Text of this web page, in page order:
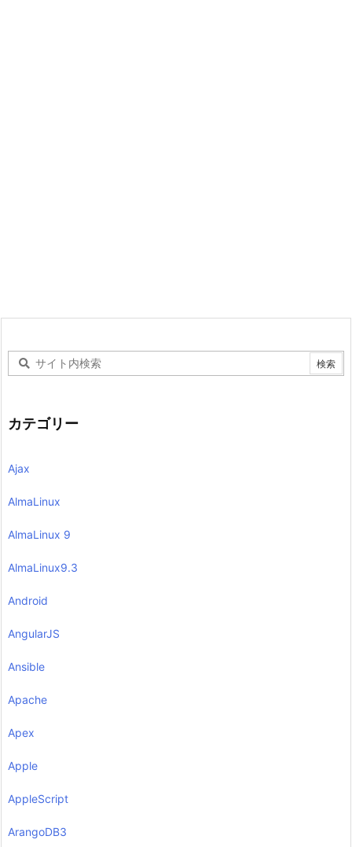
カテゴリー
Ajax
AlmaLinux
AlmaLinux 9
AlmaLinux9.3
Android
AngularJS
Ansible
Apache
Apex
Apple
AppleScript
ArangoDB3